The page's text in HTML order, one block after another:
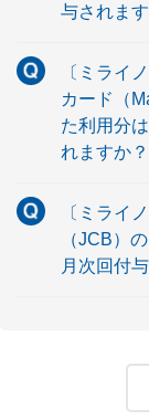
与されます
〔ミライ
カード（
た利用分
れますか？
〔ミライ
（JCB）
月次回付